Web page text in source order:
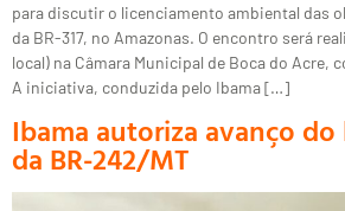
para discutir o licenciamento ambiental das
da BR-317, no Amazonas. O encontro será
local) na Câmara Municipal de Boca do Acre,
A iniciativa, conduzida pelo Ibama […]
Ibama autoriza avanço
da BR-242/MT